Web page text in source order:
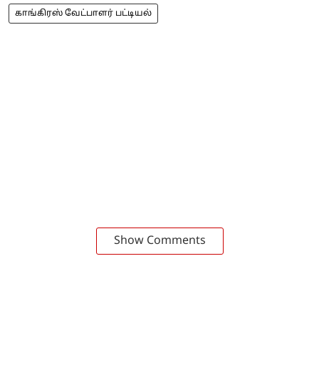
காங்கிரஸ் வேட்பாளர் பட்டியல்
Show Comments